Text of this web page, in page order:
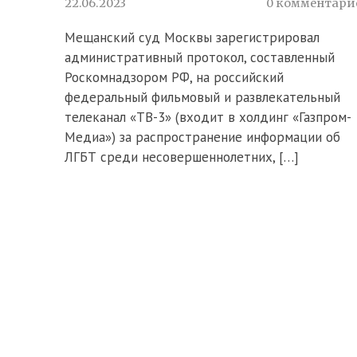
22.06.2023 0
Мещанский суд Москвы зарегистрировал
административный протокол, составленный
Роскомнадзором РФ, на российский
федеральный фильмовый и развлекательный
телеканал «ТВ-3» (входит в холдинг «Газпром-
Медиа») за распространение информации об
ЛГБТ среди несовершеннолетних, […]